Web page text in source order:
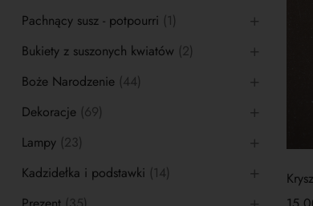
Pachnący susz - potpourri (1)
Bukiety z suszonych kwiatów (2)
Boże Narodzenie (44)
Dekoracje (69)
Lampy (23)
Kadzidełka i podstawki (14)